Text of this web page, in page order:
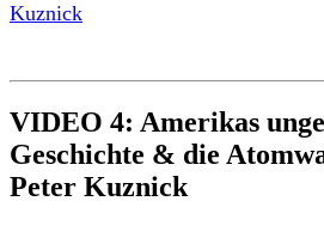
Kuznick
VIDEO 4: Amerikas
Geschichte & die
Peter Kuznick